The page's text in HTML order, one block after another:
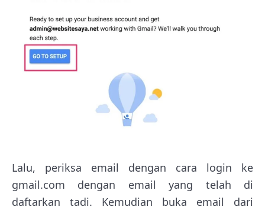
Lalu, periksa email dengan cara login ke
gmail.com dengan email yang telah di
daftarkan tadi. Kemudian buka email dari